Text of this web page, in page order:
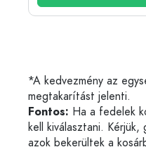
*A kedvezmény az
megtakarítást jelenti.
Fontos: Ha a fedelek
kell kiválasztani.
azok bekerültek a